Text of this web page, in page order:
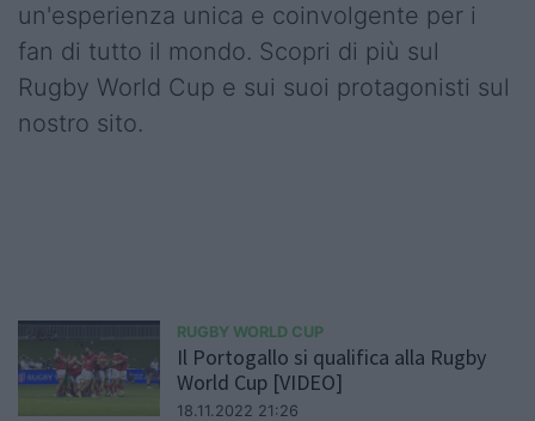
un'esperienza unica e coinvolgente per i
fan di tutto il mondo. Scopri di più sul
Rugby World Cup e sui suoi protagonisti sul
nostro sito.
RUGBY WORLD CUP
Il Portogallo si qualifica alla Rugby
World Cup [VIDEO]
18.11.2022 21:26